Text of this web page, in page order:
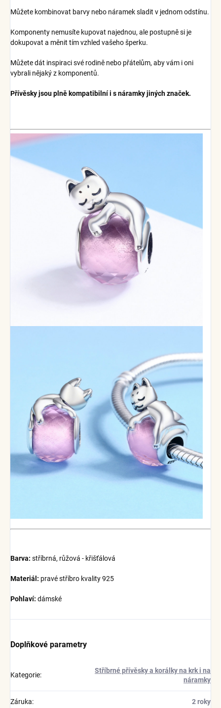
Můžete kombinovat barvy nebo náramek sladit v jednom odstínu.
Komponenty nemusíte kupovat najednou, ale postupně si je
dokupovat a měnit tím vzhled vašeho šperku.
Můžete dát inspiraci své rodině nebo přátelům, aby vám i oni
vybrali nějaký z komponentů.
Přívěsky jsou plně kompatibilní i s náramky jiných značek.
Barva: stříbrná, růžová - křišťálová
Materiál: pravé stříbro kvality 925
Pohlaví: dámské
Doplňkové parametry
Kategorie:
Stříbrné přívěsky a korálky na krk i na
náramky
Záruka: 2 roky